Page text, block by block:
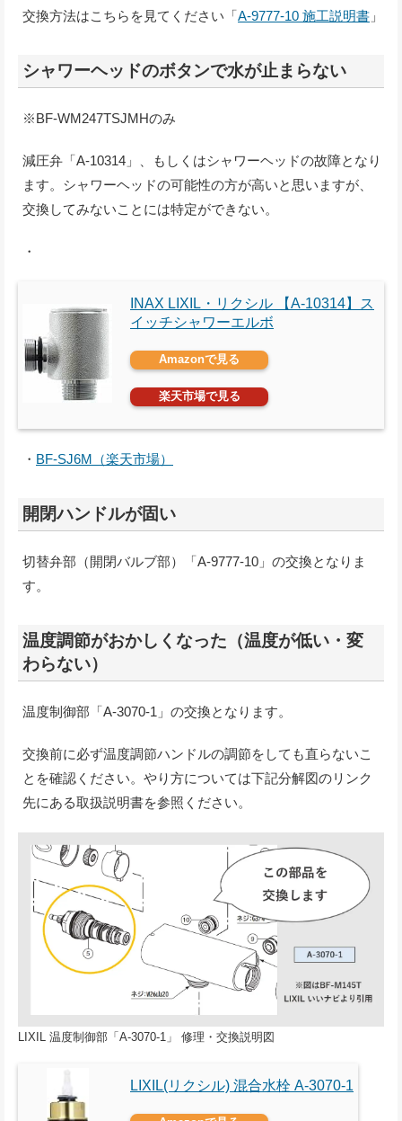
交換方法はこちらを見てください「A-9777-10 施工説明書 」
シャワーヘッドのボタンで水が止まらない
※BF-WM247TSJMHのみ
減圧弁「A-10314」、もしくはシャワーヘッドの故障となり
ます。シャワーヘッドの可能性の方が高いと思いますが、
交換してみないことには特定ができない。
・
INAX LIXIL・リクシル 【A-10314】ス
イッチシャワーエルボ
Amazonで見る
楽天市場で見る
・ BF-SJ6M（楽天市場）
開閉ハンドルが固い
切替弁部（開閉バルブ部）「A-9777-10」の交換となりま
す。
温度調節がおかしくなった（温度が低い・変
わらない）
温度制御部「A-3070-1」の交換となります。
交換前に必ず温度調節ハンドルの調節をしても直らないこ
とを確認ください。やり方については下記分解図のリンク
先にある取扱説明書を参照ください。
LIXIL 温度制御部「A-3070-1」 修理・交換説明図
LIXIL(リクシル) 混合水栓 A-3070-1